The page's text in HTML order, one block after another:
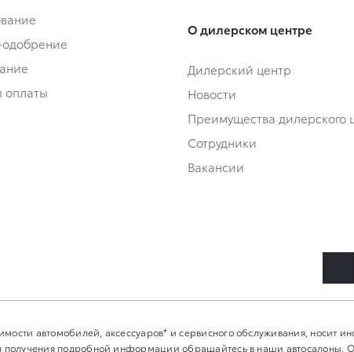
оплаты
О дилерском центре
Дилерский центр
Новости
Преимущества дилерского
Сотрудники
Вакансии
автомобилей, аксессуаров* и сервисного обслуживания, носит
подробной информации обращайтесь в наши автосалоны.